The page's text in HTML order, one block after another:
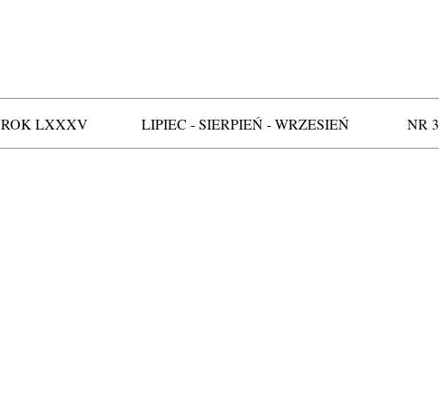
ROK LXXXV LIPIEC - SIERPIEŃ - WRZESIEŃ NR 3/